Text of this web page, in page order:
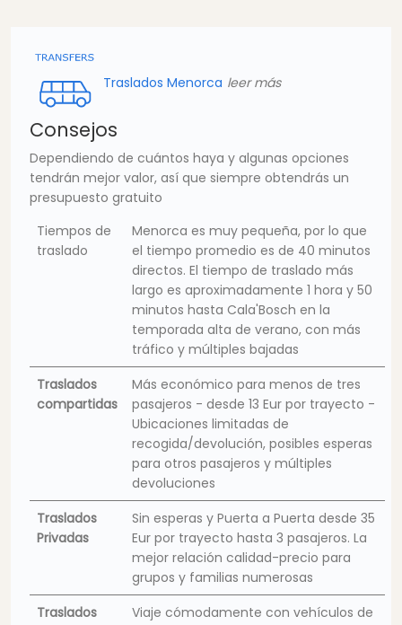
Traslados Menorca leer más
Consejos
Dependiendo de cuántos haya y algunas opciones
tendrán mejor valor, así que siempre obtendrás un
presupuesto gratuito
Tiempos de
traslado
Menorca es muy pequeña, por lo que
el tiempo promedio es de 40 minutos
directos. El tiempo de traslado más
largo es aproximadamente 1 hora y 50
minutos hasta Cala'Bosch en la
temporada alta de verano, con más
tráfico y múltiples bajadas
Traslados
compartidas
Más económico para menos de tres
pasajeros - desde 13 Eur por trayecto -
Ubicaciones limitadas de
recogida/devolución, posibles esperas
para otros pasajeros y múltiples
devoluciones
Traslados
Privadas
Sin esperas y Puerta a Puerta desde 35
Eur por trayecto hasta 3 pasajeros. La
mejor relación calidad-precio para
grupos y familias numerosas
Traslados
Viaje cómodamente con vehículos de